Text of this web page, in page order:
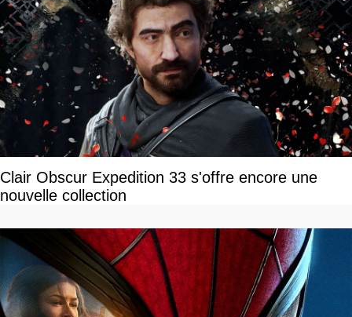
Clair Obscur Expedition 33 s'offre encore une
nouvelle collection